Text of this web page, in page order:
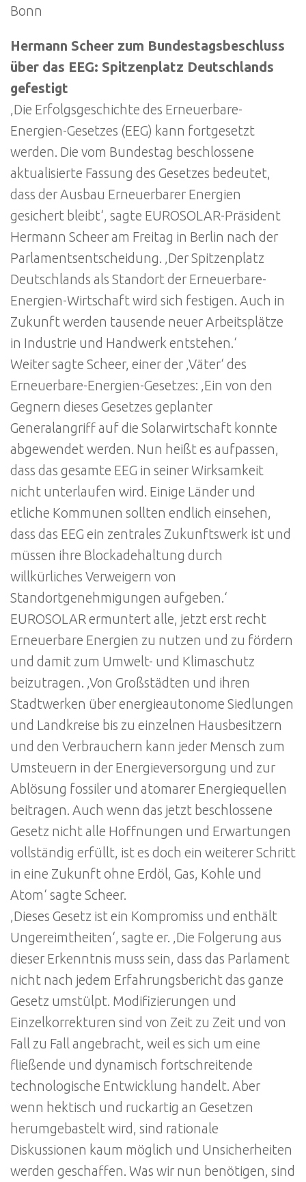
Bonn
Hermann Scheer zum Bundestagsbeschluss
über das EEG: Spitzenplatz Deutschlands
gefestigt
‚Die Erfolgsgeschichte des Erneuerbare-
Energien-Gesetzes (EEG) kann fortgesetzt
werden. Die vom Bundestag beschlossene
aktualisierte Fassung des Gesetzes bedeutet,
dass der Ausbau Erneuerbarer Energien
gesichert bleibt‘, sagte EUROSOLAR-Präsident
Hermann Scheer am Freitag in Berlin nach der
Parlamentsentscheidung. ‚Der Spitzenplatz
Deutschlands als Standort der Erneuerbare-
Energien-Wirtschaft wird sich festigen. Auch in
Zukunft werden tausende neuer Arbeitsplätze
in Industrie und Handwerk entstehen.‘
Weiter sagte Scheer, einer der ‚Väter‘ des
Erneuerbare-Energien-Gesetzes: ‚Ein von den
Gegnern dieses Gesetzes geplanter
Generalangriff auf die Solarwirtschaft konnte
abgewendet werden. Nun heißt es aufpassen,
dass das gesamte EEG in seiner Wirksamkeit
nicht unterlaufen wird. Einige Länder und
etliche Kommunen sollten endlich einsehen,
dass das EEG ein zentrales Zukunftswerk ist und
müssen ihre Blockadehaltung durch
willkürliches Verweigern von
Standortgenehmigungen aufgeben.‘
EUROSOLAR ermuntert alle, jetzt erst recht
Erneuerbare Energien zu nutzen und zu fördern
und damit zum Umwelt- und Klimaschutz
beizutragen. ‚Von Großstädten und ihren
Stadtwerken über energieautonome Siedlungen
und Landkreise bis zu einzelnen Hausbesitzern
und den Verbrauchern kann jeder Mensch zum
Umsteuern in der Energieversorgung und zur
Ablösung fossiler und atomarer Energiequellen
beitragen. Auch wenn das jetzt beschlossene
Gesetz nicht alle Hoffnungen und Erwartungen
vollständig erfüllt, ist es doch ein weiterer Schritt
in eine Zukunft ohne Erdöl, Gas, Kohle und
Atom‘ sagte Scheer.
‚Dieses Gesetz ist ein Kompromiss und enthält
Ungereimtheiten‘, sagte er. ‚Die Folgerung aus
dieser Erkenntnis muss sein, dass das Parlament
nicht nach jedem Erfahrungsbericht das ganze
Gesetz umstülpt. Modifizierungen und
Einzelkorrekturen sind von Zeit zu Zeit und von
Fall zu Fall angebracht, weil es sich um eine
fließende und dynamisch fortschreitende
technologische Entwicklung handelt. Aber
wenn hektisch und ruckartig an Gesetzen
herumgebastelt wird, sind rationale
Diskussionen kaum möglich und Unsicherheiten
werden geschaffen. Was wir nun benötigen, sind